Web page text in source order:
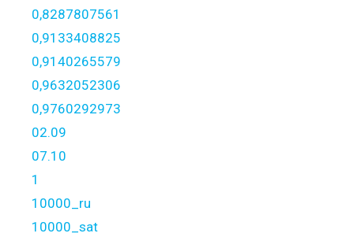
0,8287807561
0,9133408825
0,9140265579
0,9632052306
0,9760292973
02.09
07.10
1
10000_ru
10000_sat